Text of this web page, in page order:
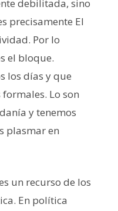
debilitada, sino
precisamente El
Por lo
el bloque.
los días y que
Lo son
y tenemos
plasmar en
un recurso de los
En política